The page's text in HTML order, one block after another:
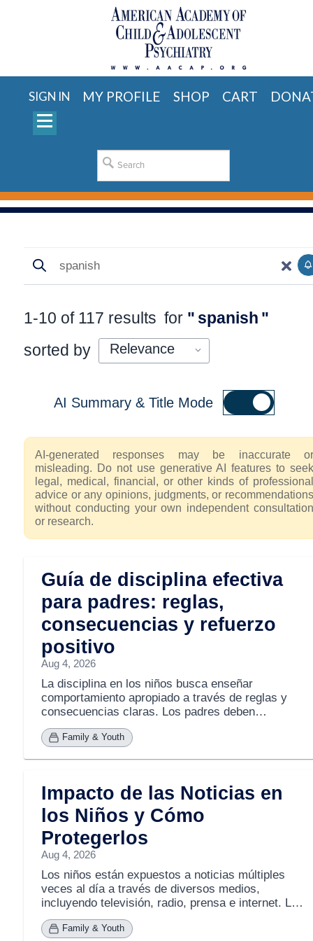
SIGN IN MY PROFILE SHOP CART
Search
Search
1-10 of 117 results for " spanish "
sorted by
AI Summary & Title Mode
AI-generated responses may be inaccurate or
misleading. Do not use generative AI features to seek
legal, medical, financial, or other kinds of professional
advice or any opinions, judgments, or recommendations
without conducting your own independent consultation
or research.
Guía de disciplina efectiva
para padres: reglas,
consecuencias y refuerzo
positivo
Aug 4, 2026
La disciplina en los niños busca enseñar
comportamiento apropiado a través de reglas y
consecuencias claras. Los padres deben
coordinarse para establecer reglas y explicar a los
niños las posibles consecuencias, tanto positivas
disciplina debe ser vista como un proceso
formativo, no como castigo; las consecuencias
deben ser justas y relacionadas con la conducta,
permitiendo que los niños aprendan
responsabilidad sin dañar su autoestima. Ejemplos
él o quitar privilegios, como la bicicleta, si rompen
reglas. Los estudios indican que padres efectivos
emplean reglas claras, razonan con sus hijos,
establecen límites razonables y actúan como
modelos positivos, evitando métodos autoritarios o
Family & Youth
Impacto de las Noticias en
los Niños y Cómo
Protegerlos
Aug 4, 2026
Los niños están expuestos a noticias múltiples
veces al día a través de diversos medios,
incluyendo televisión, radio, prensa e internet. La
cobertura actual, con transmisiones en vivo,
detalles repetitivos y énfasis en violencia y
Family & Youth